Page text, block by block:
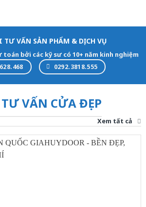
TƯ VẤN SẢN PHẨM & DỊCH VỤ
bởi các kỹ sư có 10+ năm kinh nghiệm
0292.3818.555
VẤN CỬA ĐẸP
Xem tất cả